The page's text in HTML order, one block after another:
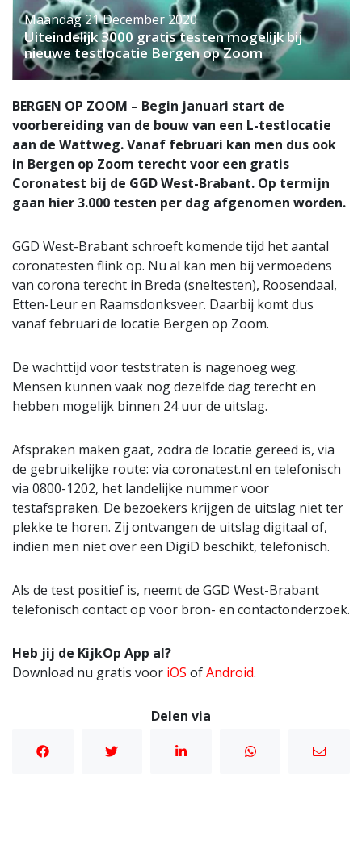
Maandag 21 December 2020
Uiteindelijk 3000 gratis testen mogelijk bij
nieuwe testlocatie Bergen op Zoom
BERGEN OP ZOOM – Begin januari start de
voorbereiding van de bouw van een L-testlocatie
aan de Wattweg. Vanaf februari kan men dus ook
in Bergen op Zoom terecht voor een gratis
Coronatest bij de GGD West-Brabant. Op termijn
gaan hier 3.000 testen per dag afgenomen worden.
GGD West-Brabant schroeft komende tijd het aantal
coronatesten flink op. Nu al kan men bij vermoedens
van corona terecht in Breda (sneltesten), Roosendaal,
Etten-Leur en Raamsdonksveer. Daarbij komt dus
vanaf februari de locatie Bergen op Zoom.
De wachttijd voor teststraten is nagenoeg weg.
Mensen kunnen vaak nog dezelfde dag terecht en
hebben mogelijk binnen 24 uur de uitslag.
Afspraken maken gaat, zodra de locatie gereed is, via
de gebruikelijke route: via coronatest.nl en telefonisch
via 0800-1202, het landelijke nummer voor
testafspraken. De bezoekers krijgen de uitslag niet ter
plekke te horen. Zij ontvangen de uitslag digitaal of,
indien men niet over een DigiD beschikt, telefonisch.
Als de test positief is, neemt de GGD West-Brabant
telefonisch contact op voor bron- en contactonderzoek.
Heb jij de KijkOp App al?
Download nu gratis voor iOS ofAndroid.
Delen via